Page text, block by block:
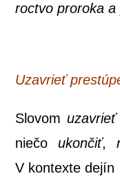
roc­tvo pro­ro­ka
Uzav­rieť
Slo­vomuzav­rieť
nie­čoukon­čiť,
V kon­tex­te